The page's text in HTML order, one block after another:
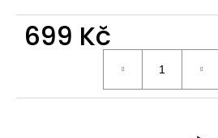
699 Kč